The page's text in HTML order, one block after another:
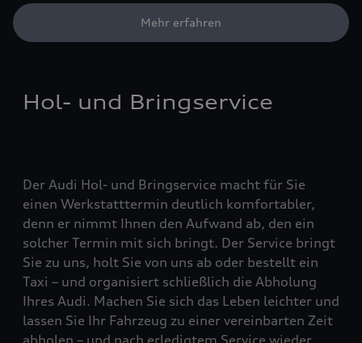
Mehr erfahren
Hol- und Bringservice
Der Audi Hol- und Bringservice macht für Sie
einen Werkstatttermin deutlich komfortabler,
denn er nimmt Ihnen den Aufwand ab, den ein
solcher Termin mit sich bringt. Der Service bringt
Sie zu uns, holt Sie von uns ab oder bestellt ein
Taxi – und organisiert schließlich die Abholung
Ihres Audi. Machen Sie sich das Leben leichter und
lassen Sie Ihr Fahrzeug zu einer vereinbarten Zeit